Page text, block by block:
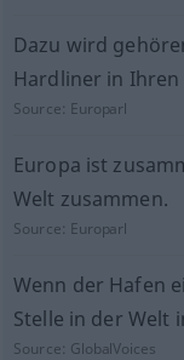
Dazu wird
Hardliner in Ihren
Source: Europarl
Europa ist
Welt zusammen.
Source: Europarl
Wenn der Hafen
Stelle in der Welt
Source: GlobalVoices